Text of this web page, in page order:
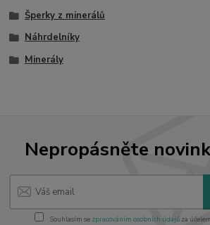
Šperky z minerálů
Náhrdelníky
Minerály
Nepropásněte
Souhlasím se zpracováním osobních údajůza